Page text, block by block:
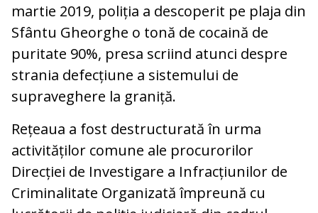
martie 2019, poliția a descoperit pe plaja din
Sfântu Gheorghe o tonă de cocaină de
puritate 90%, presa scriind atunci despre
strania defecțiune a sistemului de
supraveghere la graniță.
Rețeaua a fost destructurată în urma
activităților comune ale procurorilor
Direcției de Investigare a Infracțiunilor de
Criminalitate Organizată împreună cu